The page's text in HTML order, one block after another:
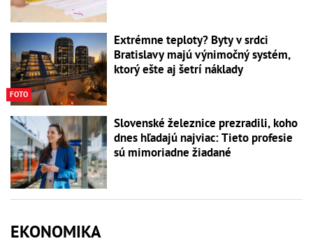
FOTO
Extrémne teploty? Byty v srdci
Bratislavy majú výnimočný systém,
ktorý ešte aj šetrí náklady
Slovenské železnice prezradili, koho
dnes hľadajú najviac: Tieto profesie
sú mimoriadne žiadané
EKONOMIKA